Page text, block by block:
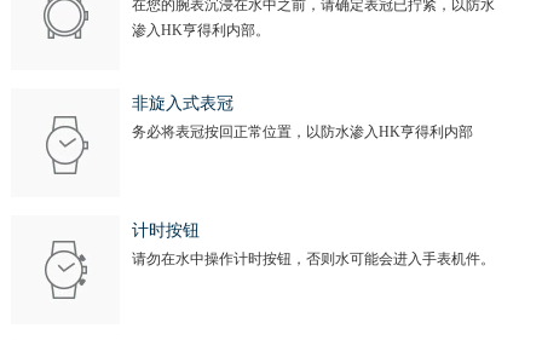
在您的腕表沉浸在水中之前，请确定表冠已拧紧，以防水
渗入HK亨得利内部。
非旋入式表冠
务必将表冠按回正常位置，以防水渗入HK亨得利内部
计时按钮
请勿在水中操作计时按钮，否则水可能会进入手表机件。